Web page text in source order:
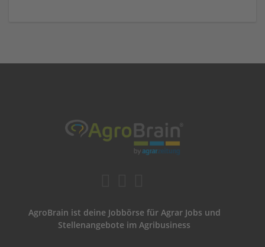
AgroBrain ist deine Jobbörse für Agrar Jobs und
Stellenangebote im Agribusiness